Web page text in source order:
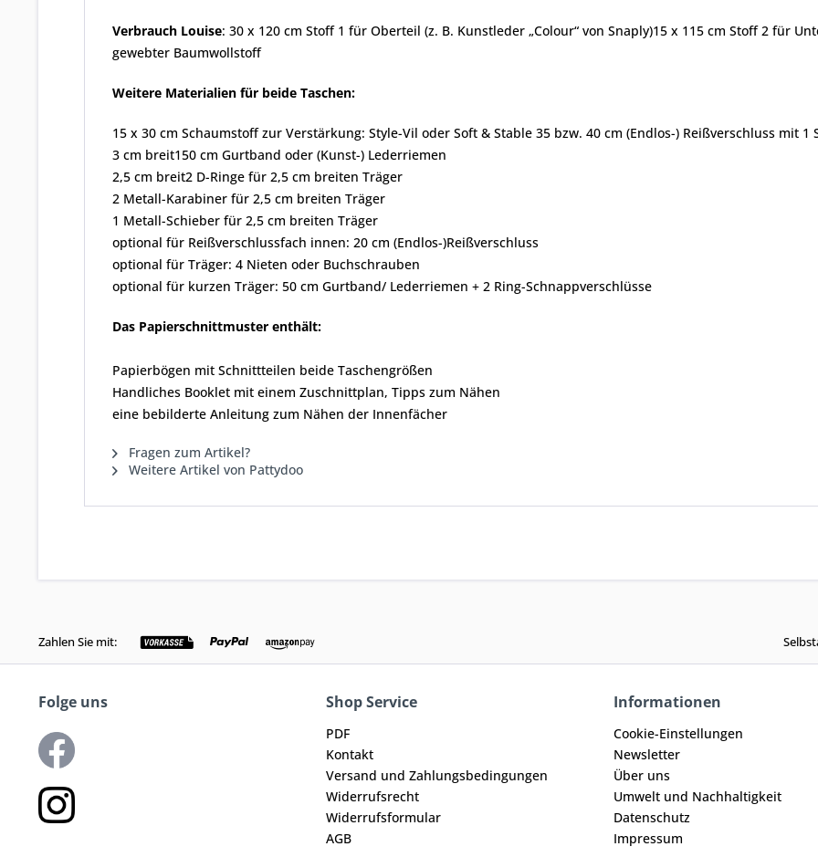
Verbrauch Louise: 30 x 120 cm Stoff 1 für Oberteil (z. B. Kunstleder „Colour“ von Snaply)15 x 115 cm Stoff 2 für
gewebter Baumwollstoff
Weitere Materialien für beide Taschen:
15 x 30 cm Schaumstoff zur Verstärkung: Style-Vil oder Soft & Stable 35 bzw. 40 cm (Endlos-) Reißverschluss mit 1
3 cm breit150 cm Gurtband oder (Kunst-) Lederriemen
2,5 cm breit2 D-Ringe für 2,5 cm breiten Träger
2 Metall-Karabiner für 2,5 cm breiten Träger
1 Metall-Schieber für 2,5 cm breiten Träger
optional für Reißverschlussfach innen: 20 cm (Endlos-)Reißverschluss
optional für Träger: 4 Nieten oder Buchschrauben
optional für kurzen Träger: 50 cm Gurtband/ Lederriemen + 2 Ring-Schnappverschlüsse
Das Papierschnittmuster enthält:
Papierbögen mit Schnittteilen beide Taschengrößen
Handliches Booklet mit einem Zuschnittplan, Tipps zum Nähen
eine bebilderte Anleitung zum Nähen der Innenfächer
Fragen zum Artikel?
Weitere Artikel von Pattydoo
Zahlen Sie mit:
Folge uns Shop Service
PDF
Kontakt
Versand und Zahlungsbedingungen
Widerrufsrecht
Widerrufsformular
AGB
Informationen
Cookie-Einstellungen
Newsletter
Über uns
Umwelt und Nachhaltigkeit
Datenschutz
Impressum